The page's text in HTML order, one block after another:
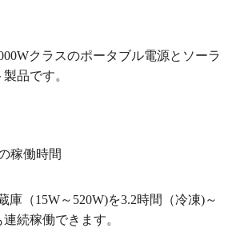
クラスのポータブル電源とソーラ
品です。
稼働時間
庫（15W～520W)を3.2時間（冷凍)～
続稼働できます。